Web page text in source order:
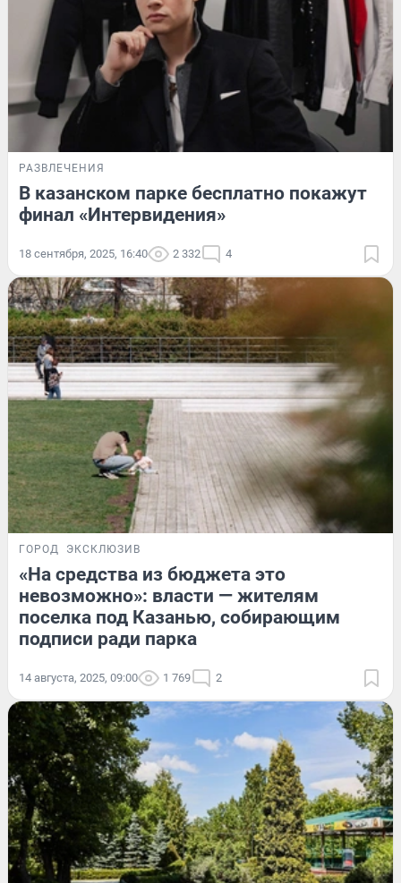
РАЗВЛЕЧЕНИЯ
В казанском парке бесплатно покажут
финал «Интервидения»
18 сентября, 2025, 16:40 2 332 4
ГОРОД ЭКСКЛЮЗИВ
«На средства из бюджета это
невозможно»: власти — жителям
поселка под Казанью, собирающим
подписи ради парка
14 августа, 2025, 09:00 1 769 2